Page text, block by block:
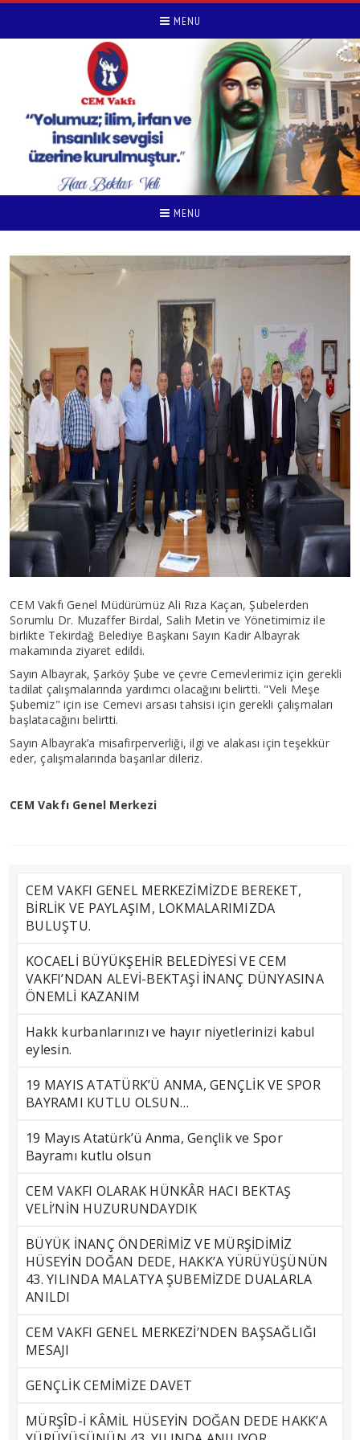
MENU
MENU
CEM Vakfı Genel Müdürümüz Ali Rıza Kaçan, Şubelerden
Sorumlu Dr. Muzaffer Birdal, Salih Metin ve Yönetimimiz ile
birlikte Tekirdağ Belediye Başkanı Sayın Kadir Albayrak
makamında ziyaret edildi.
Sayın Albayrak, Şarköy Şube ve çevre Cemevlerimiz için gerekli
tadilat çalışmalarında yardımcı olacağını belirtti. "Veli Meşe
Şubemiz" için ise Cemevi arsası tahsisi için gerekli çalışmaları
başlatacağını belirtti.
Sayın Albayrak’a misafirperverliği, ilgi ve alakası için teşekkür
eder, çalışmalarında başarılar dileriz.
CEM Vakfı Genel Merkezi
CEM VAKFI GENEL MERKEZİMİZDE BEREKET,
BİRLİK VE PAYLAŞIM, LOKMALARIMIZDA
BULUŞTU.
KOCAELİ BÜYÜKŞEHİR BELEDİYESİ VE CEM
VAKFI’NDAN ALEVİ-BEKTAŞİ İNANÇ DÜNYASINA
ÖNEMLİ KAZANIM
Hakk kurbanlarınızı ve hayır niyetlerinizi kabul
eylesin.
19 MAYIS ATATÜRK’Ü ANMA, GENÇLİK VE SPOR
BAYRAMI KUTLU OLSUN…
19 Mayıs Atatürk’ü Anma, Gençlik ve Spor
Bayramı kutlu olsun
CEM VAKFI OLARAK HÜNKÂR HACI BEKTAŞ
VELİ’NİN HUZURUNDAYDIK
BÜYÜK İNANÇ ÖNDERİMİZ VE MÜRŞİDİMİZ
HÜSEYİN DOĞAN DEDE, HAKK’A YÜRÜYÜŞÜNÜN
43. YILINDA MALATYA ŞUBEMİZDE DUALARLA
ANILDI
CEM VAKFI GENEL MERKEZİ’NDEN BAŞSAĞLIĞI
MESAJI
GENÇLİK CEMİMİZE DAVET
MÜRŞÎD-İ KÂMİL HÜSEYİN DOĞAN DEDE HAKK’A